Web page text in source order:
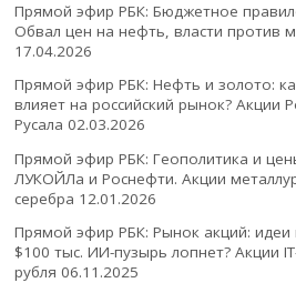
Прямой эфир РБК: Бюджетное
Обвал цен на нефть, власти против
17.04.2026
Прямой эфир РБК: Нефть и золото:
влияет на российский рынок? Акции
Русала 02.03.2026
Прямой эфир РБК: Геополитика и
ЛУКОЙЛа и Роснефти. Акции
серебра 12.01.2026
Прямой эфир РБК: Рынок акций: идеи
$100 тыс. ИИ-пузырь лопнет? Акции
рубля 06.11.2025